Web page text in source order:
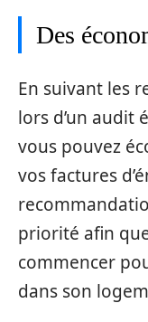
Des
En suivant les
lors d’un audit
vous pouvez
vos factures
priorité afin
commencer
dans son